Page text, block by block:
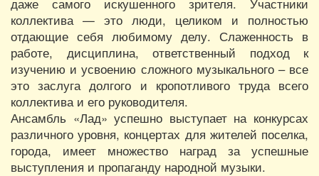
даже самого искушенного зрителя. Участники
коллектива — это люди, целиком и полностью
отдающие себя любимому делу. Слаженность в
работе, дисциплина, ответственный подход к
изучению и усвоению сложного музыкального – все
это заслуга долгого и кропотливого труда всего
коллектива и его руководителя.
Ансамбль «Лад» успешно выступает на конкурсах
различного уровня, концертах для жителей поселка,
города, имеет множество наград за успешные
выступления и пропаганду народной музыки.